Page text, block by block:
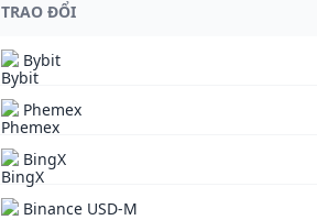
TRAO ĐỔI
Bybit
Phemex
BingX
Binance USD-M